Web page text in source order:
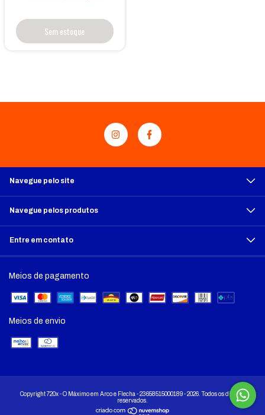
Sem estoque
Navegue pelo site
Navegue pelos produtos
Entre em contato
Meios de pagamento
Meios de envio
Copyright 720x - O Máximo em Arco e Flecha - 23658515000189 - 2026. Todos os direitos
reservados.